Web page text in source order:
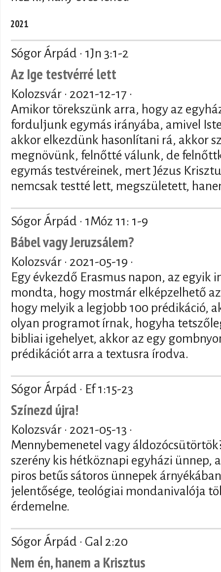
2021
Sógor Árpád · 1Jn 3:1-2
Az Ige testvérré lett
Kolozsvár · 2021-12-17 ·
Amikor törekszünk arra, hogy az
forduljunk egymás irányába, amivel
akkor elkezdünk hasonlítani rá, akkor
megnövünk, felnőtté válunk, de
egymás testvéreinek, mert Jézus
nemcsak testté lett, megszületett,
Sógor Árpád · 1Móz 11: 1-9
Bábel vagy Jeruzsálem?
Kolozsvár · 2021-05-19 ·
Egy évkezdő Erasmus napon, az egyik
mondta, hogy mostmár elképzelhető
hogy melyik a legjobb 100 prédikáció,
olyan programot írnak, hogyha
bibliai igehelyet, akkor az egy
prédikációt arra a textusra írodva.
Sógor Árpád · Ef 1:15-23
Színezd újra!
Kolozsvár · 2021-05-13 ·
Mennybemenetel vagy
szerény kis hétköznapi egyházi ünnep,
piros betűs sátoros ünnepek
jelentősége, teológiai mondanivalója
érdemelne.
Sógor Árpád · Gal 2:20
Nem én, hanem a Krisztus